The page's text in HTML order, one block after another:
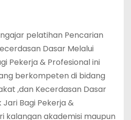
pelatihan Pencarian
Dasar Melalui
Pekerja & Profesional ini
berkompeten di bidang
,dan Kecerdasan Dasar
Jari Bagi Pekerja &
kalangan akademisi maupun